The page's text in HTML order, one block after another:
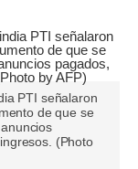
PTI señalaron
de que se
(Photo